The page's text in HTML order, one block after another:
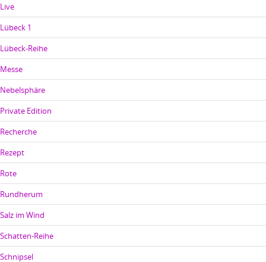
Live
Lübeck 1
Lübeck-Reihe
Messe
Nebelsphäre
Private Edition
Recherche
Rezept
Rote
Rundherum
Salz im Wind
Schatten-Reihe
Schnipsel